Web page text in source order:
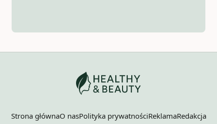
Strona głównaO nasPolityka prywatnościReklamaRedakcja